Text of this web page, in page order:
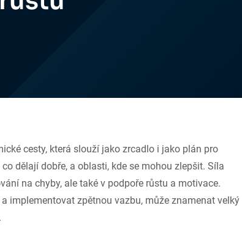
cesty, která slouží jako zrcadlo i jako plán pro
dělají dobře, a oblasti, kde se mohou zlepšit. Síla
na chyby, ale také v podpoře růstu a motivace.
implementovat zpětnou vazbu, může znamenat velký